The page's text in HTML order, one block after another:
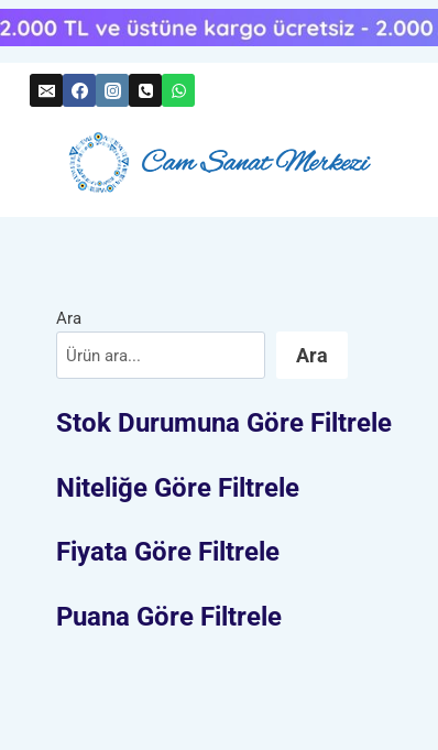
Skip
to
Ara
Ara
Stok Durumuna Göre Filtrele
Niteliğe Göre Filtrele
Fiyata Göre Filtrele
Puana Göre Filtrele